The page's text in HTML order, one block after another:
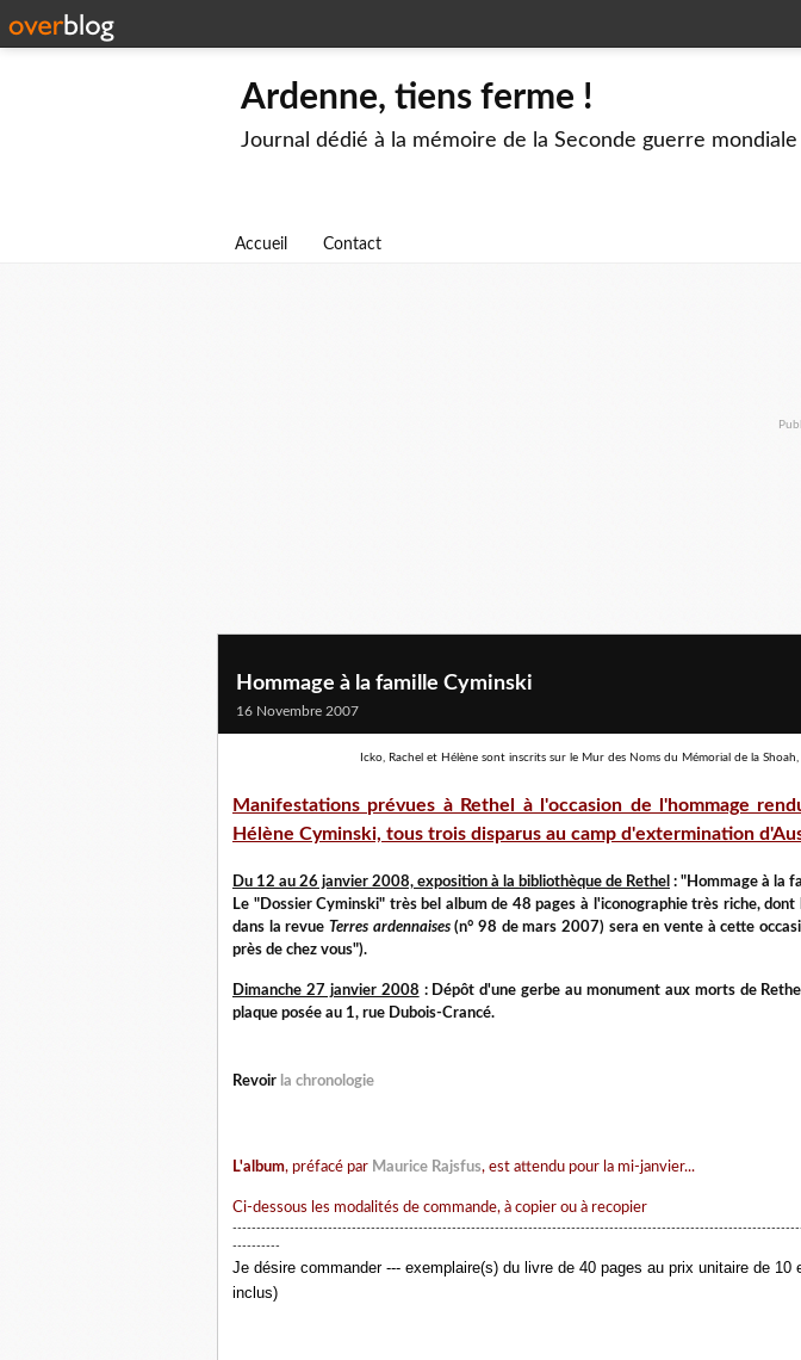
Ardenne, tiens ferme !
Journal dédié à la mémoire de la Seconde guerre
Accueil Contact
Hommage à la famille Cyminski
16 Novembre 2007
Icko, Rachel et Hélène sont inscrits sur le Mur des Noms du Mémorial de la Shoah,
Manifestations prévues à Rethel à l'occasion de l'hommage
Hélène Cyminski, tous trois disparus au camp d'extermination
Du 12 au 26 janvier 2008, exposition à la bibliothèque de Rethel : "Hommage à la
Le "Dossier Cyminski" très bel album de 48 pages à l'iconographie très riche,
dans la revue Terres ardennaises(n° 98 de mars 2007) sera en vente à cette
près de chez vous").
Dimanche 27 janvier 2008 : Dépôt d'une gerbe au monument aux morts de
plaque posée au 1, rue Dubois-Crancé.
Revoir la chronologie
L'album, préfacé par Maurice Rajsfus, est attendu pour la mi-janvier...
Ci-dessous les modalités de commande, à copier ou à recopier
----------
Je désire commander --- exemplaire(s) du livre de 40 pages au prix unitaire de 10
inclus)